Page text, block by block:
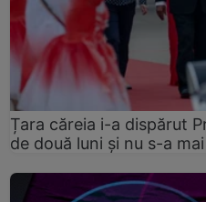
Țara căreia i-a dispărut
de două luni și nu s-a